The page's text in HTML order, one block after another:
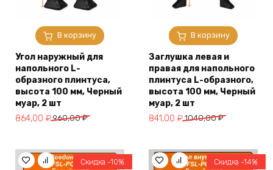
В корзину
Угол наружный для
напольного L-
образного плинтуса,
высота 100 мм, Черный
муар, 2 шт
960,00₽
Первоначальная
960,00 ₽.
864,00 ₽
Текущая
В корзину
Заглушка левая и
правая для напольного
плинтуса L-образного,
высота 100 мм, Черный
муар, 2 шт
1040,00₽
Первоначальная
1040,00 ₽.
841,00 ₽
Текущая
Скидка -10% Скидка -14%